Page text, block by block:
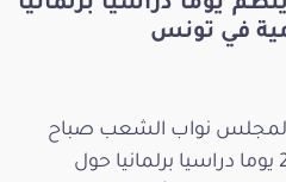
في تونس
لمجلس نواب الشعب صباح
اليوم الاربعاء 22 جانفي 2025 يوما دراسيا برلمانيا حول